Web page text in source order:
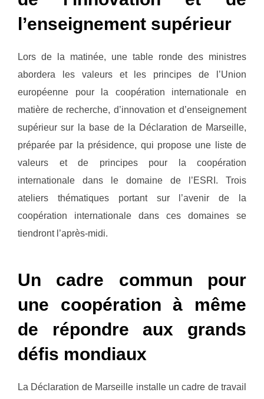
l’enseignement supérieur
Lors de la matinée, une table ronde des ministres
abordera les valeurs et les principes de l’Union
européenne pour la coopération internationale en
matière de recherche, d’innovation et d’enseignement
supérieur sur la base de la Déclaration de Marseille,
préparée par la présidence, qui propose une liste de
valeurs et de principes pour la coopération
internationale dans le domaine de l’ESRI. Trois
ateliers thématiques portant sur l’avenir de la
coopération internationale dans ces domaines se
tiendront l’après-midi.
Un cadre commun pour
une coopération à même
de répondre aux grands
défis mondiaux
La Déclaration de Marseille installe un cadre de travail